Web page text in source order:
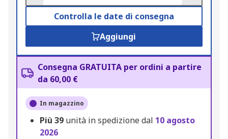
Controlla le date di consegna
Aggiungi
Consegna GRATUITA per ordini a partire
da 60,00 €
In magazzino
Più 39 unità in spedizione dal 10 agosto
2026